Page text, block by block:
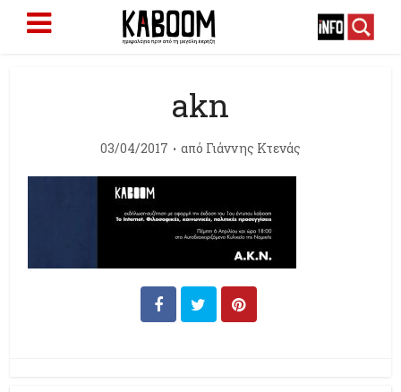
akn
03/04/2017 από Γιάννης Κτενάς